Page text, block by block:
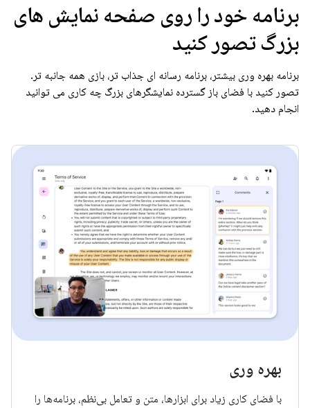
برنامه خود را روی صفحه نمایش های
بزرگ تصور کنید
برنامه بهره وری بیشتر، برنامه رسانه ای جذاب تر، بازی همه جانبه تر.
تصور کنید با فضای باز گسترده نمایشگرهای بزرگ چه کاری می توانید
انجام دهید.
بهره وری
با فضای کاری زیاد برای ابزارها، متن و تعامل بی‌نظم، برنامه‌ها را